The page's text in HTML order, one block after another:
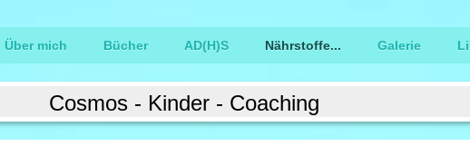
Über mich Bücher AD(H)S Nährstoffe... Galerie
Cosmos - Kinder - Coaching